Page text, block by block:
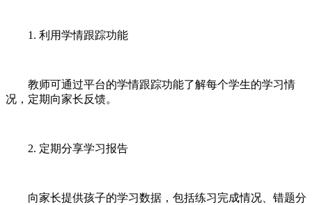
1. 利用学情跟踪功能
教师可通过平台的学情跟踪功能了解每个学生的学习情
况，定期向家长反馈。
2. 定期分享学习报告
向家长提供孩子的学习数据，包括练习完成情况、错题分